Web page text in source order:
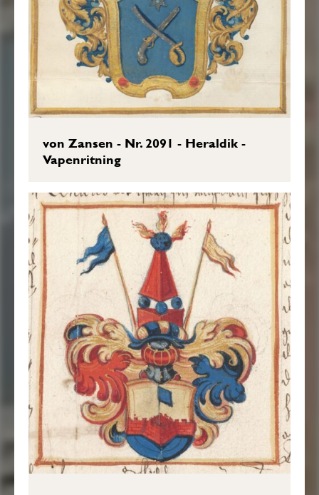
von Zansen - Nr. 2091 - Heraldik -
Vapenritning